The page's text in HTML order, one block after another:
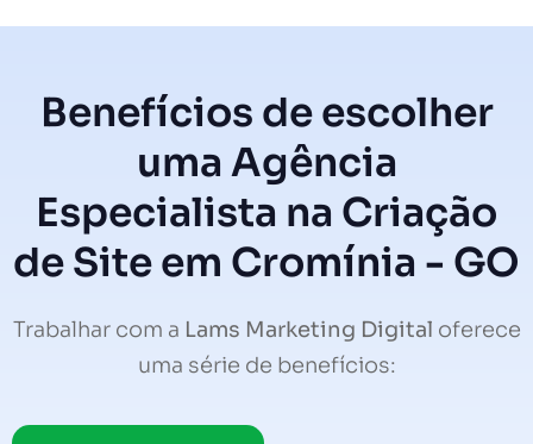
Benefícios de escolher
uma Agência
Especialista na Criação
de Site em Cromínia - GO
Trabalhar com a Lams Marketing Digital oferece
uma série de benefícios: